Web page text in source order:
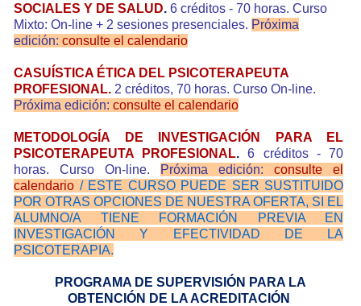
SOCIALES Y DE SALUD. 6 créditos - 70 horas. Curso
Mixto: On-line + 2 sesiones presenciales. Próxima
edición: consulte el calendario
CASUÍSTICA ÉTICA DEL PSICOTERAPEUTA
PROFESIONAL. 2 créditos, 70 horas. Curso On-line.
Próxima edición: consulte el calendario
METODOLOGÍA DE INVESTIGACIÓN PARA EL
PSICOTERAPEUTA PROFESIONAL. 6 créditos - 70
horas. Curso On-line.
Próxima edición: consulte el
calendario / ESTE CURSO PUEDE SER SUSTITUIDO
POR OTRAS OPCIONES DE NUESTRA OFERTA, SI EL
ALUMNO/A TIENE FORMACIÓN PREVIA EN
INVESTIGACIÓN Y EFECTIVIDAD DE LA
PSICOTERAPIA.
PROGRAMA DE SUPERVISIÓN PARA LA
OBTENCIÓN DE LA ACREDITACIÓN